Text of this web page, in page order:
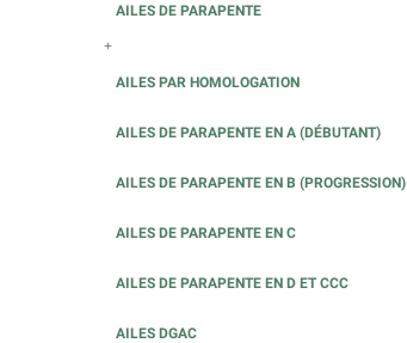
AILES DE PARAPENTE
+
AILES PAR HOMOLOGATION
AILES DE PARAPENTE EN A (DÉBUTANT)
AILES DE PARAPENTE EN B (PROGRESSION)
AILES DE PARAPENTE EN C
AILES DE PARAPENTE EN D ET CCC
AILES DGAC